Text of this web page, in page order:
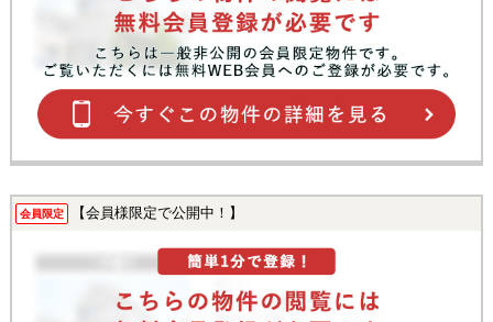
会員限定 【会員様限定で公開中！】